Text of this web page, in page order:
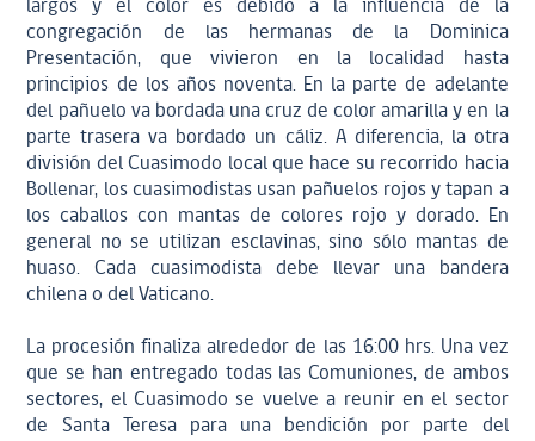
largos y el color es debido a la influencia de la
congregación de las hermanas de la Dominica
Presentación, que vivieron en la localidad hasta
principios de los años noventa. En la parte de adelante
del pañuelo va bordada una cruz de color amarilla y en la
parte trasera va bordado un cáliz. A diferencia, la otra
división del Cuasimodo local que hace su recorrido hacia
Bollenar, los cuasimodistas usan pañuelos rojos y tapan a
los caballos con mantas de colores rojo y dorado. En
general no se utilizan esclavinas, sino sólo mantas de
huaso. Cada cuasimodista debe llevar una bandera
chilena o del Vaticano.
La procesión finaliza alrededor de las 16:00 hrs. Una vez
que se han entregado todas las Comuniones, de ambos
sectores, el Cuasimodo se vuelve a reunir en el sector
de Santa Teresa para una bendición por parte del